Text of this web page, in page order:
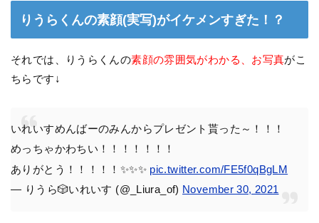
りうらくんの素顔(実写)がイケメンすぎた！？
それでは、りうらくんの素顔の雰囲気がわかる、お写真がこ
ちらです↓
いれいすめんばーのみんからプレゼント貰った～！！！
めっちゃかわちい！！！！！！！
ありがとう！！！！！✨✨✨ pic.twitter.com/FE5f0qBgLM
— りうら🎲いれいす (@_Liura_of) November 30, 2021